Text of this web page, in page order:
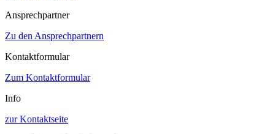
Ansprechpartner
Zu den Ansprechpartnern
Kontaktformular
Zum Kontaktformular
Info
zur Kontaktseite